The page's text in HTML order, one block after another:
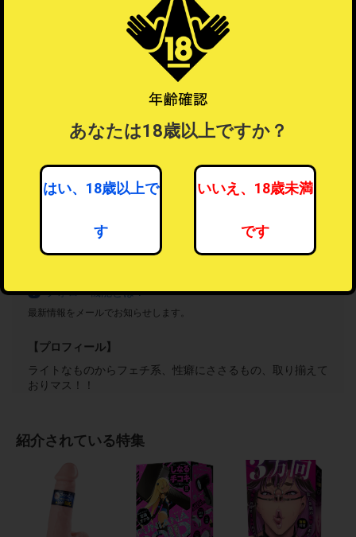
16人がフォロー中
？ フォロー機能とは？
最新情報をメールでお知らせします。
【プロフィール】
ライトなものからフェチ系、性癖にささるもの、取り揃えて
おりマス！！
紹介されている特集
あなたは18歳以上ですか？
はい、18歳以上で
す
いいえ、18歳未満
です